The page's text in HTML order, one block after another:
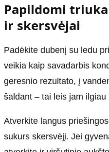
Papildomi
ir skersvėjai
Padėkite dubenį su ledu
veikia kaip savadarbis
geresnio rezultato, į
šaldant – tai leis jam ilgiau
Atverkite langus
sukurs skersvėjį. Jei